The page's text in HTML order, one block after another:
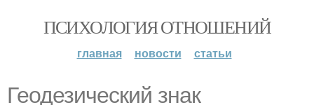
ПСИХОЛОГИЯ ОТНОШЕНИЙ
главная новости статьи
Геодезический знак